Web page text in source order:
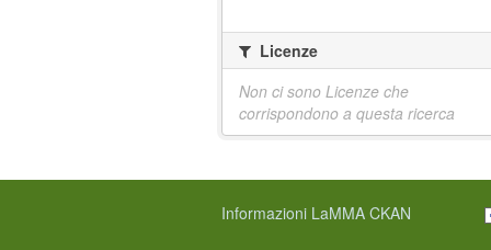
Licenze
Non ci sono Licenze che
corrispondono a questa ricerca
Informazioni LaMMA CKAN